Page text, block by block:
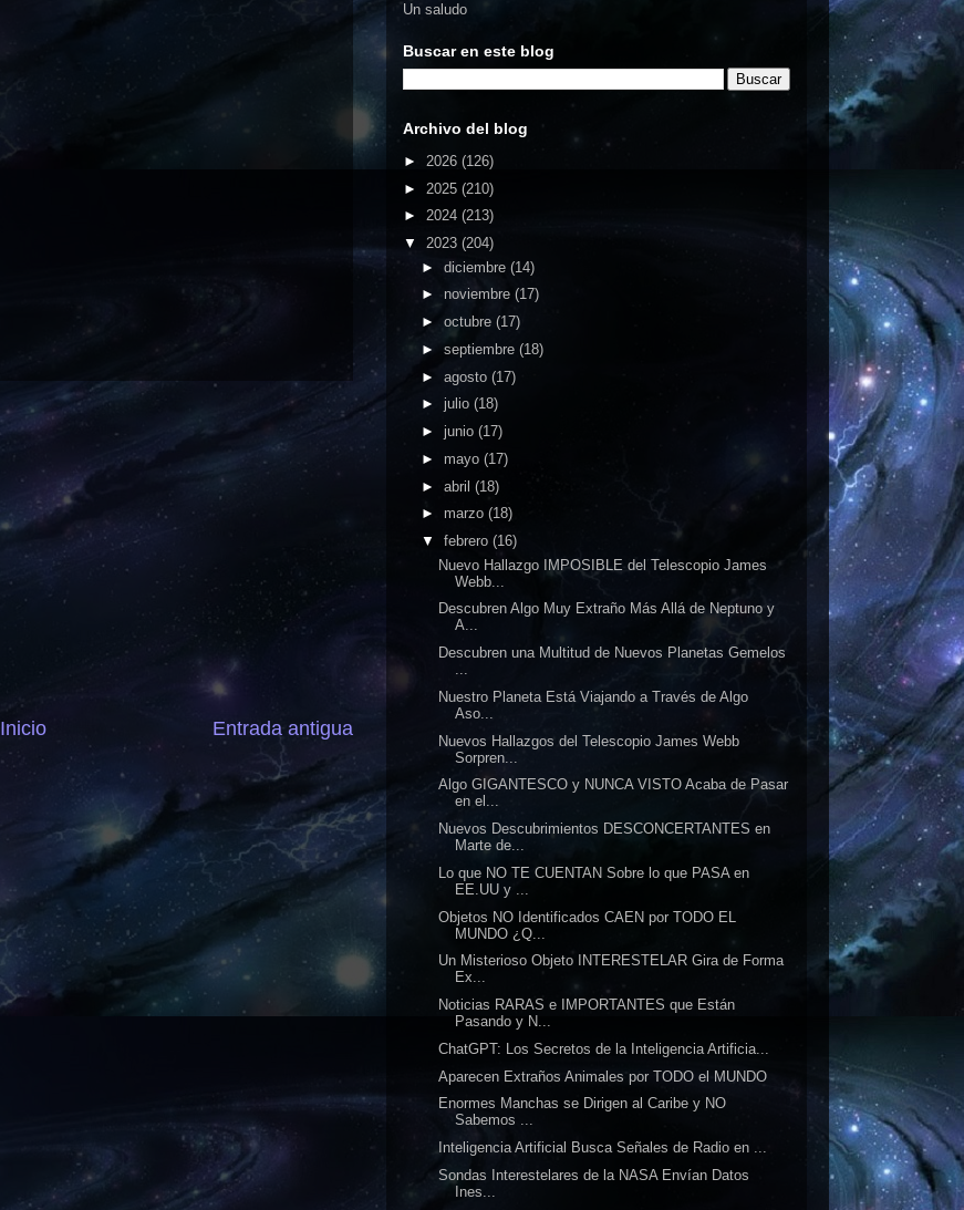
Entrada antigua
Inicio
Un saludo
Buscar en este blog
Archivo del blog
► 2026 (126)
► 2025 (210)
► 2024 (213)
▼ 2023 (204)
► diciembre (14)
► noviembre (17)
► octubre (17)
► septiembre (18)
► agosto (17)
► julio (18)
► junio (17)
► mayo (17)
► abril (18)
► marzo (18)
▼ febrero (16)
Nuevo Hallazgo IMPOSIBLE del Telescopio James
Webb...
Descubren Algo Muy Extraño Más Allá de Neptuno y
A...
Descubren una Multitud de Nuevos Planetas Gemelos
...
Nuestro Planeta Está Viajando a Través de Algo
Aso...
Nuevos Hallazgos del Telescopio James Webb
Sorpren...
Algo GIGANTESCO y NUNCA VISTO Acaba de Pasar
en el...
Nuevos Descubrimientos DESCONCERTANTES en
Marte de...
Lo que NO TE CUENTAN Sobre lo que PASA en
EE.UU y ...
Objetos NO Identificados CAEN por TODO EL
MUNDO ¿Q...
Un Misterioso Objeto INTERESTELAR Gira de Forma
Ex...
Noticias RARAS e IMPORTANTES que Están
Pasando y N...
ChatGPT: Los Secretos de la Inteligencia Artificia...
Aparecen Extraños Animales por TODO el MUNDO
Enormes Manchas se Dirigen al Caribe y NO
Sabemos ...
Inteligencia Artificial Busca Señales de Radio en ...
Sondas Interestelares de la NASA Envían Datos
Ines...